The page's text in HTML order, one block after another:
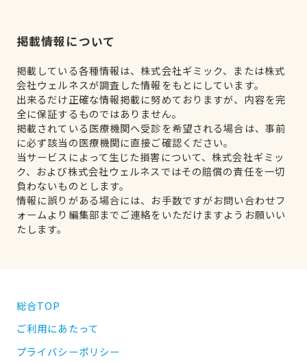
掲載情報について
掲載している各種情報は、株式会社ギミック、または株式
会社ウェルネスが調査した情報をもとにしています。
出来るだけ正確な情報掲載に努めておりますが、内容を完
全に保証するものではありません。
掲載されている医療機関へ受診を希望される場合は、事前
に必ず該当の医療機関に直接ご確認ください。
当サービスによって生じた損害について、株式会社ギミッ
ク、および株式会社ウェルネスではその賠償の責任を一切
負わないものとします。
情報に誤りがある場合には、お手数ですがお問い合わせフ
ォームより編集部までご連絡をいただけますようお願いい
たします。
総合TOP
ご利用にあたって
プライバシーポリシー